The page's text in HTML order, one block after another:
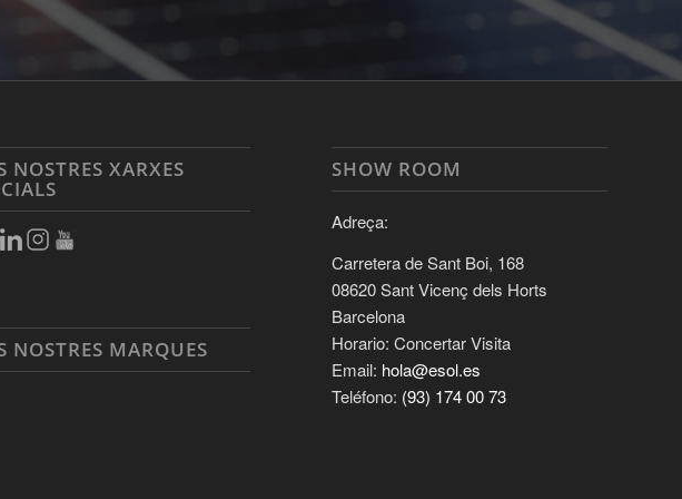
NOSTRES XARXES
NOSTRES MARQUES
SHOW ROOM
Adreça:
Carretera de Sant Boi, 168
08620 Sant Vicenç dels Horts
Barcelona
Horario: Concertar Visita
Email: hola@esol.es
Teléfono: (93) 174 00 73